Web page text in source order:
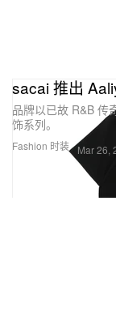
Fashion 时装
sacai 推出
品牌以已故 R&B 传
饰系列。
Mar 26,